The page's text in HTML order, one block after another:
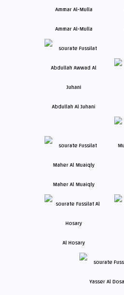
Ammar Al-Mulla
Abdullah Al Juhani
Maher Al Muaiqly
Al Hosary